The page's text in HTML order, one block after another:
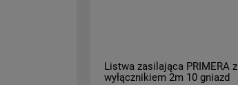
Listwa zasilająca PRIMERA z
wyłącznikiem 2m 10 gniazd